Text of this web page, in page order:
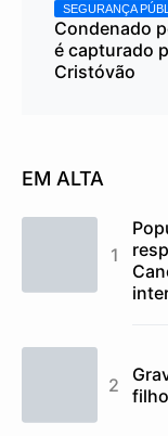
SEGURANÇA
Condenado
é capturado
Cristóvão
EM ALTA